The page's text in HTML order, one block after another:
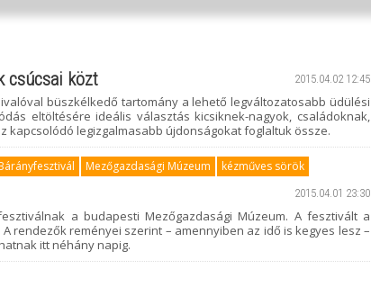
2015.04.02 12:45
csúcsai közt
büszkélkedő tartomány a lehető legváltozatosabb üdülési
eltöltésére ideális választás kicsiknek-nagyok, családoknak,
kapcsolódó legizgalmasabb újdonságokat foglaltuk össze.
Mezőgazdasági Múzeum kézműves sörök
2015.04.01 23:30
a budapesti Mezőgazdasági Múzeum. A fesztivált a
rendezők reményei szerint – amennyiben az idő is kegyes lesz –
itt néhány napig.